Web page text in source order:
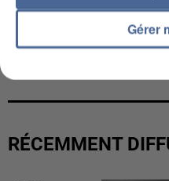
UNE TOURISTE DE
RÉCEMMENT
Gérer